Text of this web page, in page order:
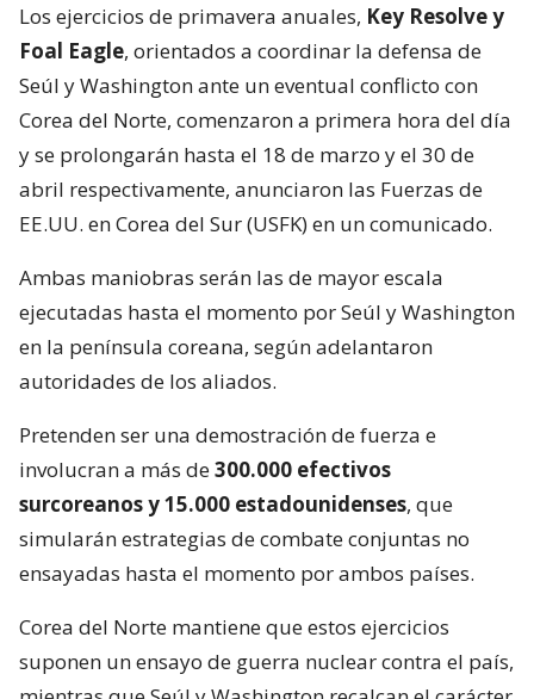
Los ejercicios de primavera anuales, Key Resolve y
Foal Eagle, orientados a coordinar la defensa de
Seúl y Washington ante un eventual conflicto con
Corea del Norte, comenzaron a primera hora del día
y se prolongarán hasta el 18 de marzo y el 30 de
abril respectivamente, anunciaron las Fuerzas de
EE.UU. en Corea del Sur (USFK) en un comunicado.
Ambas maniobras serán las de mayor escala
ejecutadas hasta el momento por Seúl y Washington
en la península coreana, según adelantaron
autoridades de los aliados.
Pretenden ser una demostración de fuerza e
involucran a más de300.000 efectivos
surcoreanos y 15.000 estadounidenses, que
simularán estrategias de combate conjuntas no
ensayadas hasta el momento por ambos países.
Corea del Norte mantiene que estos ejercicios
suponen un ensayo de guerra nuclear contra el país,